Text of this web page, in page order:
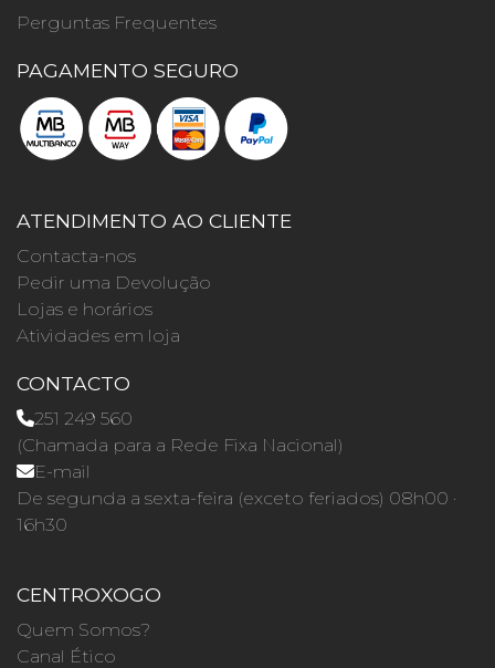
Perguntas Frequentes
PAGAMENTO SEGURO
ATENDIMENTO AO CLIENTE
Contacta-nos
Pedir uma Devolução
Lojas e horários
Atividades em loja
CONTACTO
251 249 560
(Chamada para a Rede Fixa Nacional)
E-mail
De segunda a sexta-feira (exceto feriados) 08h00 ·
16h30
CENTROXOGO
Quem Somos?
Canal Ético